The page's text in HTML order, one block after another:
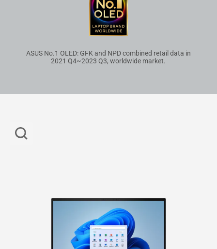
ASUS No.1 OLED: GFK and NPD combined retail data in
2021 Q4~2023 Q3, worldwide market.